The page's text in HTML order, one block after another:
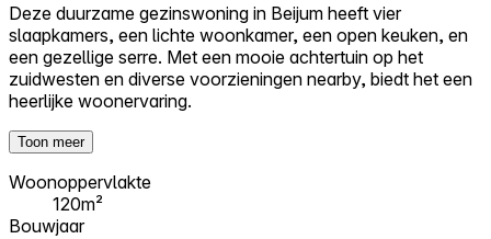
Deze duurzame gezinswoning in Beijum heeft vier
slaapkamers, een lichte woonkamer, een open keuken, en
een gezellige serre. Met een mooie achtertuin op het
zuidwesten en diverse voorzieningen nearby, biedt het een
heerlijke woonervaring.
Toon meer
Woonoppervlakte
120m²
Bouwjaar